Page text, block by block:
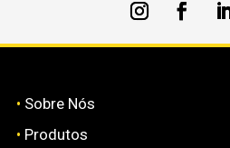
• Sobre Nós
• Produtos